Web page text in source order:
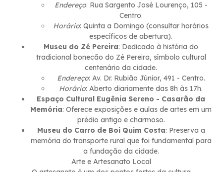
Endereço: Rua Sargento José Lourenço, 105 -
Centro.
Horário: Quinta a Domingo (consultar horários
específicos de abertura).
Museu do Zé Pereira: Dedicado à história do
tradicional bonecão do Zé Pereira, símbolo cultural
centenário da cidade.
Endereço: Av. Dr. Rubião Júnior, 491 - Centro.
Horário: Aberto diariamente das 8h às 17h.
Espaço Cultural Eugênia Sereno - Casarão da
Memória: Oferece exposições e aulas de artes em um
prédio antigo e charmoso.
Museu do Carro de Boi Quim Costa: Preserva a
memória do transporte rural que foi fundamental para
a fundação da cidade.
Arte e Artesanato Local